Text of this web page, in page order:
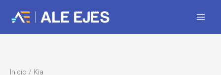
Inicio / Kia